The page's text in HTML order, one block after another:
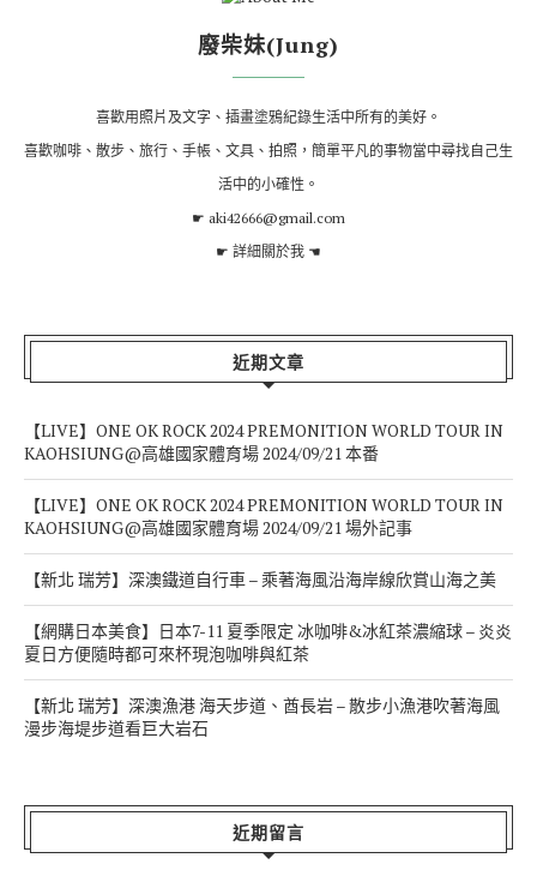
廢柴妹(Jung)
喜歡用照片及文字、插畫塗鴉紀錄生活中所有的美好。
喜歡咖啡、散步、旅行、手帳、文具、拍照，簡單平凡的事物當中尋找自己生
活中的小確性。
☛ aki42666@gmail.com
☛ 詳細關於我 ☚
近期文章
【LIVE】ONE OK ROCK 2024 PREMONITION WORLD TOUR IN
KAOHSIUNG@高雄國家體育場 2024/09/21 本番
【LIVE】ONE OK ROCK 2024 PREMONITION WORLD TOUR IN
KAOHSIUNG@高雄國家體育場 2024/09/21 場外記事
【新北 瑞芳】深澳鐵道自行車 – 乘著海風沿海岸線欣賞山海之美
【網購日本美食】日本7-11 夏季限定 冰咖啡&冰紅茶濃縮球 – 炎炎
夏日方便隨時都可來杯現泡咖啡與紅茶
【新北 瑞芳】深澳漁港 海天步道、酋長岩 – 散步小漁港吹著海風
漫步海堤步道看巨大岩石
近期留言